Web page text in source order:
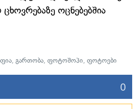
ოცნებებშია
, გართობა, ფოტოშოპი, ფოტოები
0